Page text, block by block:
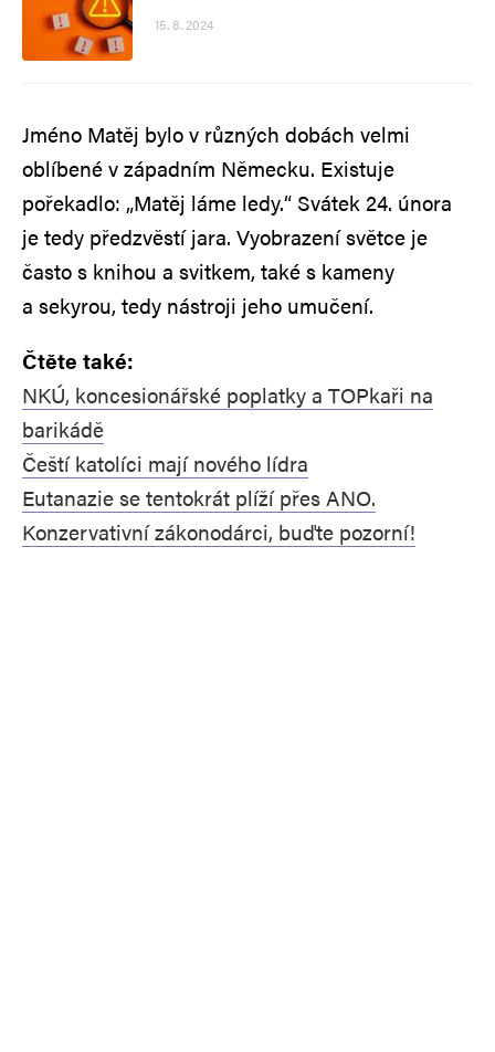
15. 8. 2024
Jméno Matěj bylo v různých dobách velmi
oblíbené v západním Německu. Existuje
pořekadlo: „Matěj láme ledy.“ Svátek 24. února
je tedy předzvěstí jara. Vyobrazení světce je
často s knihou a svitkem, také s kameny
a sekyrou, tedy nástroji jeho umučení.
Čtěte také:
NKÚ, koncesionářské poplatky a TOPkaři na
barikádě
Čeští katolíci mají nového lídra
Eutanazie se tentokrát plíží přes ANO.
Konzervativní zákonodárci, buďte pozorní!